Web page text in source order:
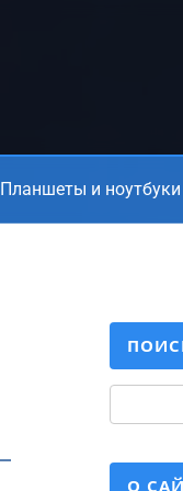
Планшеты и ноутбуки
О